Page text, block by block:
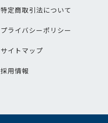
特定商取引法について
プライバシーポリシー
サイトマップ
採用情報